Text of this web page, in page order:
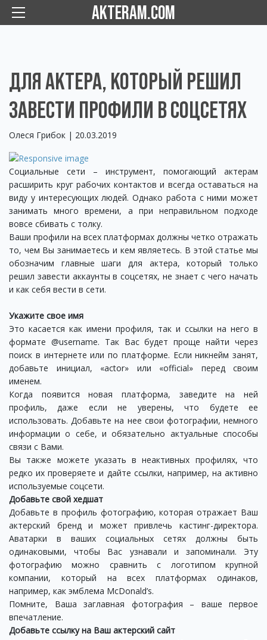
AKTERAM.COM
ДЛЯ АКТЕРА, КОТОРЫЙ РЕШИЛ
ЗАВЕСТИ ПРОФИЛИ В СОЦСЕТЯХ
Олеся Грибок | 20.03.2019
Социальные сети – инструмент, помогающий актерам
расширить круг рабочих контактов и всегда оставаться на
виду у интересующих людей. Однако работа с ними может
занимать много времени, а при неправильном подходе
вовсе сбивать с толку.
Ваши профили на всех платформах должны четко отражать
то, чем Вы занимаетесь и кем являетесь. В этой статье мы
обозначим главные шаги для актера, который только
решил завести аккаунты в соцсетях, не знает с чего начать
и как себя вести в сети.
Укажите свое имя
Это касается как имени профиля, так и ссылки на него в
формате @username. Так Вас будет проще найти через
поиск в интернете или по платформе. Если никнейм занят,
добавьте инициал, «actor» или «official» перед своим
именем.
Когда появится новая платформа, заведите на ней
профиль, даже если не уверены, что будете ее
использовать. Добавьте на нее свои фотографии, немного
информации о себе, и обязательно актуальные способы
связи с Вами.
Вы также можете указать в неактивных профилях, что
редко их проверяете и дайте ссылки, например, на активно
используемые соцсети.
Добавьте свой хедшат
Добавьте в профиль фотографию, которая отражает Ваш
актерский бренд и может привлечь кастинг-директора.
Аватарки в ваших социальных сетях должны быть
одинаковыми, чтобы Вас узнавали и запоминали. Эту
фотографию можно сравнить с логотипом крупной
компании, который на всех платформах одинаков,
например, как эмблема McDonald’s.
Помните, Ваша заглавная фотография – ваше первое
впечатление.
Добавьте ссылку на Ваш актерский сайт